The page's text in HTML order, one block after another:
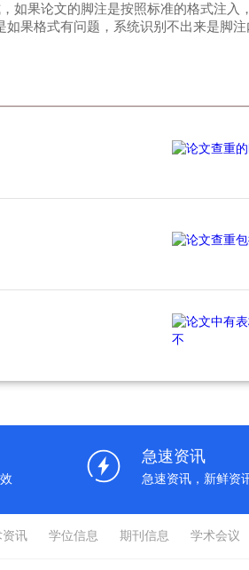
如果论文的脚注是按照标准的格式注入
果格式有问题，系统识别不出来是脚
急速资讯
急速资讯，新鲜资
资讯 学位信息 期刊信息 学术会议